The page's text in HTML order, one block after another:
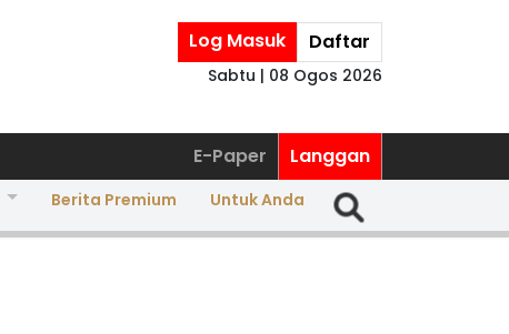
Log Masuk Daftar
Sabtu | 08 Ogos 2026
E-Paper Langgan
Berita Premium Untuk Anda